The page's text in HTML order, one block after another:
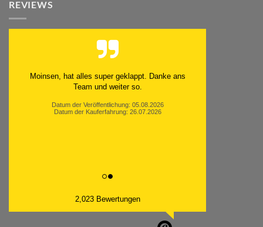
REVIEWS
Moinsen, hat alles super geklappt. Danke ans
Team und weiter so.
Datum der Veröffentlichung: 05.08.2026
Datum der Kauferfahrung: 26.07.2026
2,023 Bewertungen